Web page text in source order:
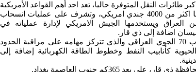
طائرات النقل المتوفرة حاليا، تعد احد أهم القواعد الأمريكية
في جنوب العراق، ويستقر بها اكثر من 4000 جندي امريكي، وتشرف على عمليات انسحاب
من العراق ويستخدمها الجيش الامريكي لإدارة عملياته في
اضافة إلى ذي قار.
ويستقر بها حاليا قيادة السرب 70 الجوي العراقي والذي تتركز مهامه على مراقبة الحدود
كأنابيب النفط وخطوط الطاقة الكهربائية إضافة إلى
بعد 365كم جنوب العاصمة بغداد.